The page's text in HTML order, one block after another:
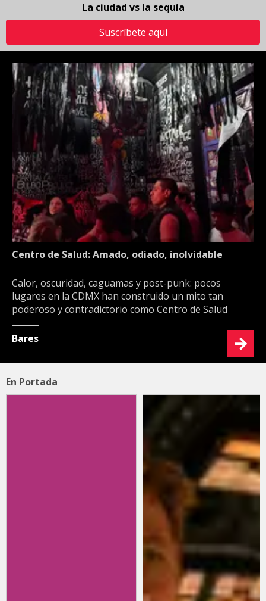
La ciudad vs la sequía
Suscríbete aquí
Centro de Salud: Amado, odiado, inolvidable
Calor, oscuridad, caguamas y post-punk: pocos
lugares en la CDMX han construido un mito tan
poderoso y contradictorio como Centro de Salud
Bares
En Portada